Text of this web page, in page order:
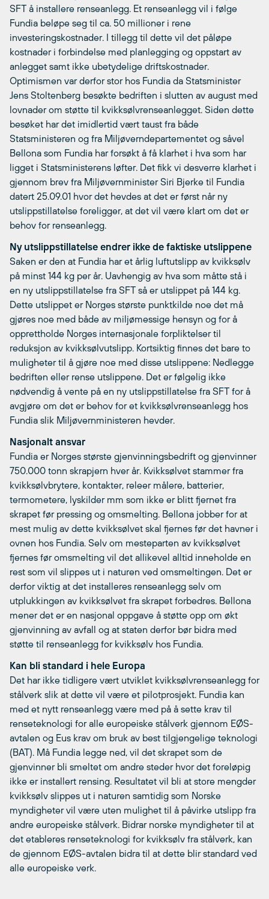
SFT å installere renseanlegg. Et renseanlegg vil i følge
Fundia beløpe seg til ca. 50 millioner i rene
investeringskostnader. I tillegg til dette vil det påløpe
kostnader i forbindelse med planlegging og oppstart av
anlegget samt ikke ubetydelige driftskostnader.
Optimismen var derfor stor hos Fundia da Statsminister
Jens Stoltenberg besøkte bedriften i slutten av august med
lovnader om støtte til kvikksølvrenseanlegget. Siden dette
besøket har det imidlertid vært taust fra både
Statsministeren og fra Miljøverndepartementet og såvel
Bellona som Fundia har forsøkt å få klarhet i hva som har
ligget i Statsministerens løfter. Det fikk vi desverre klarhet i
gjennom brev fra Miljøvernminister Siri Bjerke til Fundia
datert 25.09.01 hvor det hevdes at det er først når ny
utslippstillatelse foreligger, at det vil være klart om det er
behov for renseanlegg.
Ny utslippstillatelse endrer ikke de faktiske utslippene
Saken er den at Fundia har et årlig luftutslipp av kvikksølv
på minst 144 kg per år. Uavhengig av hva som måtte stå i
en ny utslippstillatelse fra SFT så er utslippet på 144 kg.
Dette utslippet er Norges største punktkilde noe det må
gjøres noe med både av miljømessige hensyn og for å
opprettholde Norges internasjonale forpliktelser til
reduksjon av kvikksølvutslipp. Kortsiktig finnes det bare to
muligheter til å gjøre noe med disse utslippene: Nedlegge
bedriften eller rense utslippene. Det er følgelig ikke
nødvendig å vente på en ny utslippstillatelse fra SFT for å
avgjøre om det er behov for et kvikksølvrenseanlegg hos
Fundia slik Miljøvernministeren hevder.
Nasjonalt ansvar
Fundia er Norges største gjenvinningsbedrift og gjenvinner
750.000 tonn skrapjern hver år. Kvikksølvet stammer fra
kvikksølvbrytere, kontakter, releer målere, batterier,
termometere, lyskilder mm som ikke er blitt fjernet fra
skrapet før pressing og omsmelting. Bellona jobber for at
mest mulig av dette kvikksølvet skal fjernes før det havner i
ovnen hos Fundia. Selv om mesteparten av kvikksølvet
fjernes før omsmelting vil det allikevel alltid inneholde en
rest som vil slippes ut i naturen ved omsmeltingen. Det er
derfor viktig at det installeres renseanlegg selv om
utplukkingen av kvikksølvet fra skrapet forbedres. Bellona
mener det er en nasjonal oppgave å støtte opp om økt
gjenvinning av avfall og at staten derfor bør bidra med
støtte til renseanlegg for kvikksølv hos Fundia.
Kan bli standard i hele Europa
Det har ikke tidligere vært utviklet kvikksølvrenseanlegg for
stålverk slik at dette vil være et pilotprosjekt. Fundia kan
med et nytt renseanlegg være med på å sette krav til
renseteknologi for alle europeiske stålverk gjennom EØS-
avtalen og Eus krav om bruk av best tilgjengelige teknologi
(BAT). Må Fundia legge ned, vil det skrapet som de
gjenvinner bli smeltet om andre steder hvor det foreløpig
ikke er installert rensing. Resultatet vil bli at store mengder
kvikksølv slippes ut i naturen samtidig som Norske
myndigheter vil være uten mulighet til å påvirke utslipp fra
andre europeiske stålverk. Bidrar norske myndigheter til at
det etableres renseteknologi for kvikksølv fra stålverk, kan
de gjennom EØS-avtalen bidra til at dette blir standard ved
alle europeiske verk.